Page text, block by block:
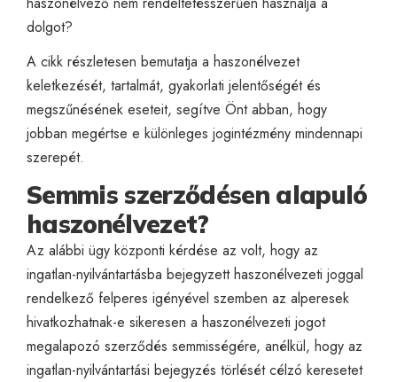
dolgot?
A cikk részletesen bemutatja a haszonélvezet
keletkezését, tartalmát, gyakorlati jelentőségét és
megszűnésének eseteit, segítve Önt abban, hogy
jobban megértse e különleges jogintézmény mindennapi
szerepét.
Semmis szerződésen alapuló
haszonélvezet?
Az alábbi ügy központi kérdése az volt, hogy az
ingatlan-nyilvántartásba bejegyzett haszonélvezeti joggal
rendelkező felperes igényével szemben az alperesek
hivatkozhatnak-e sikeresen a haszonélvezeti jogot
megalapozó szerződés semmisségére, anélkül, hogy az
ingatlan-nyilvántartási bejegyzés törlését célzó keresetet